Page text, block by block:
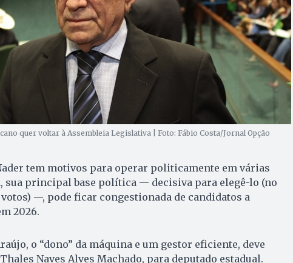
quer voltar à Assembleia Legislativa | Foto: Fábio Costa/Jornal Opção
tem motivos para operar politicamente em várias
sua principal base política — decisiva para elegê-lo (no
votos) —, pode ficar congestionada de candidatos a
2026.
o “dono” da máquina e um gestor eficiente, deve
Naves Alves Machado, para deputado estadual.